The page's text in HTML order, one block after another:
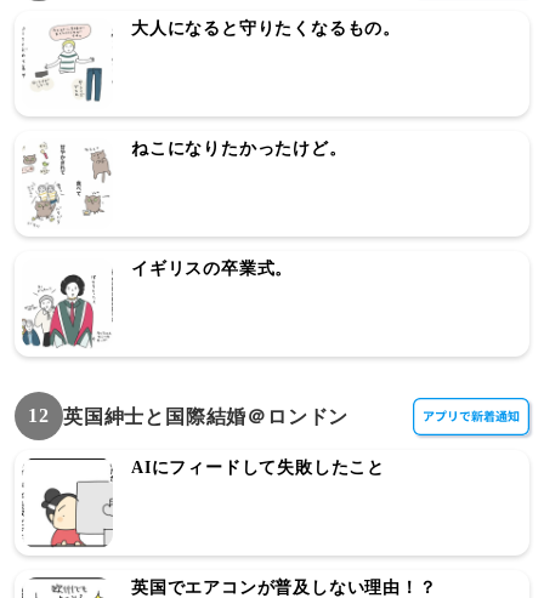
大人になると守りたくなるもの。
ねこになりたかったけど。
イギリスの卒業式。
12 英国紳士と国際結婚＠ロンドン
AIにフィードして失敗したこと
英国でエアコンが普及しない理由！？